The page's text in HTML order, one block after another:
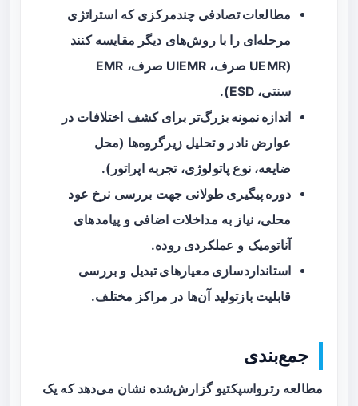
مطالعات تصادفی چندمرکزی که استراتژی
مرحله‌ای را با روش‌های دیگر مقایسه کنند
(UEMR صرف، UIEMR صرف، EMR
سنتی، ESD).
اندازه نمونه بزرگ‌تر برای کشف اختلافات در
عوارض نادر و تحلیل زیرگروه‌ها (محل
ضایعه، نوع پاتولوژی، تجربه اپراتور).
دوره پیگیری طولانی جهت بررسی نرخ عود
محلی، نیاز به مداخلات اضافی و پیامدهای
آناتومیک و عملکردی روده.
استانداردسازی معیارهای تبدیل و بررسی
قابلیت بازتولید آن‌ها در مراکز مختلف.
جمع‌بندی
مطالعه رترواسپکتیو گزارش‌شده نشان می‌دهد که یک